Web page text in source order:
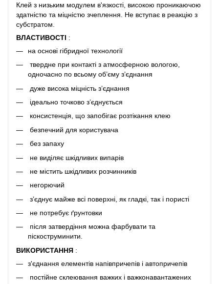
Клей з низьким модулем в'язкості, високою проникаючою
здатністю та міцністю зчеплення. Не вступає в реакцію з
субстратом.
ВЛАСТИВОСТІ :
на основі гібридної технології
твердне при контакті з атмосферною вологою,
одночасно по всьому об’єму з’єднання
дуже висока міцність з’єднання
ідеально точково з’єднується
консистенція, що запобігає розтікання клею
безпечний для користувача
без запаху
не виділяє шкідливих випарів
не містить шкідливих розчинників
негорючий
з’єднує майже всі поверхні, як гладкі, так і пористі
не потребує ґрунтовки
після затвердіння можна фарбувати та
піскоструминити.
ВИКОРИСТАННЯ :
з'єднання елементів напівпричепів і автопричепів
постійне склеювання важких і важконавантажених